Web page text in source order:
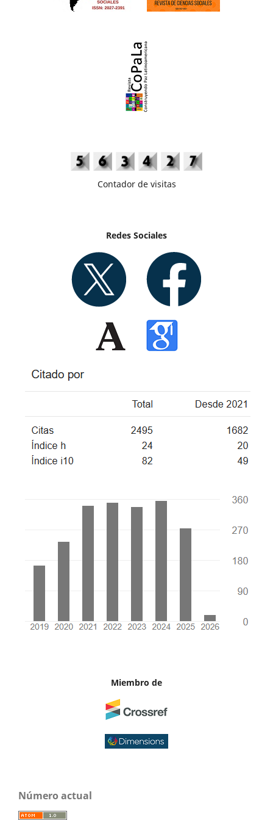
Contador de visitas
Redes Sociales
Miembro de
Número actual